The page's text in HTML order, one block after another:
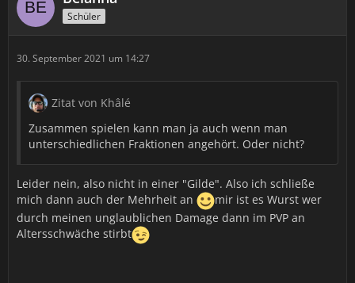
Schüler
30. September 2021 um 14:27
Zitat von Khâlé
Zusammen spielen kann man ja auch wenn man
unterschiedlichen Fraktionen angehört. Oder nicht?
Leider nein, also nicht in einer "Gilde". Also ich schließe
mich dann auch der Mehrheit an
mir ist es Wurst wer
durch meinen unglaublichen Damage dann im PVP an
Altersschwäche stirbt